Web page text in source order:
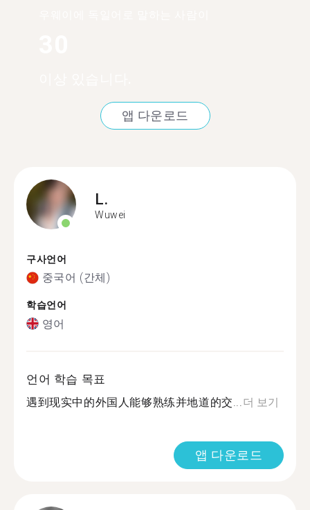
앱 다운로드
L.
Wuwei
구사언어
중국어 (간체)
학습언어
영어
언어 학습 목표
遇到现实中的外国人能够熟练并地道的交... 더 보기
앱 다운로드